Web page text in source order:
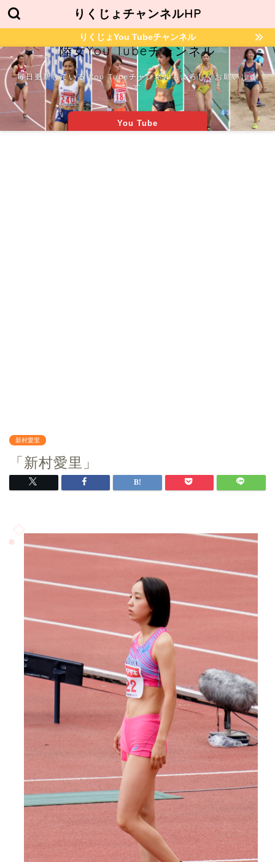
りくじょチャンネルHP
りくじょYou Tubeチャンネル
陸女You Tubeチャンネル
毎日更新している You Tubeチャンネルもよろしくお願いしま
す
You Tube
新村愛里
「新村愛里」